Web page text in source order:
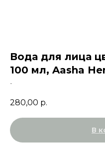
Вода для лица
100 мл, Aasha
-
280,00 р.
В